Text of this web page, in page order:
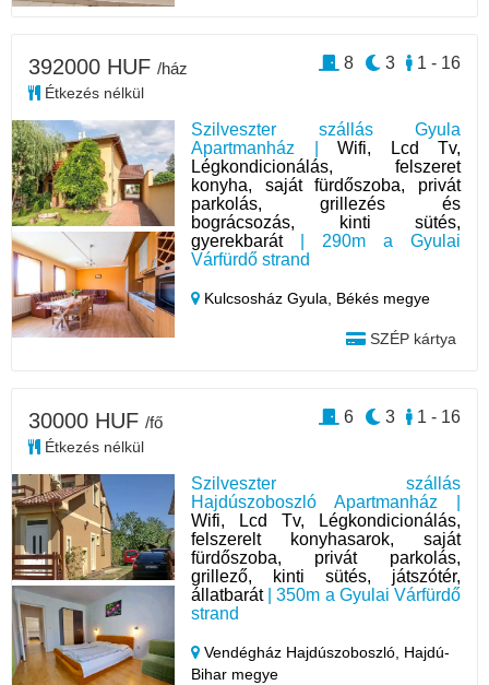
Szilveszter szállás Gyula
Apartmanház |Wifi, Lcd Tv,
Légkondicionálás, felszeret
konyha, saját fürdőszoba, privát
parkolás, grillezés és
bográcsozás, kinti sütés,
gyerekbarát| 290m a Gyulai
Várfürdő strand
Kulcsosház Gyula, Békés megye
SZÉP kártya
392000 HUF /ház
Étkezés nélkül
1 - 16
3
8
Szilveszter szállás
Hajdúszoboszló Apartmanház |
Wifi, Lcd Tv, Légkondicionálás,
felszerelt konyhasarok, saját
fürdőszoba, privát parkolás,
grillező, kinti sütés, játszótér,
állatbarát| 350m a Gyulai Várfürdő
strand
Vendégház Hajdúszoboszló, Hajdú-
Bihar megye
30000 HUF /fő
Étkezés nélkül
1 - 16
3
6